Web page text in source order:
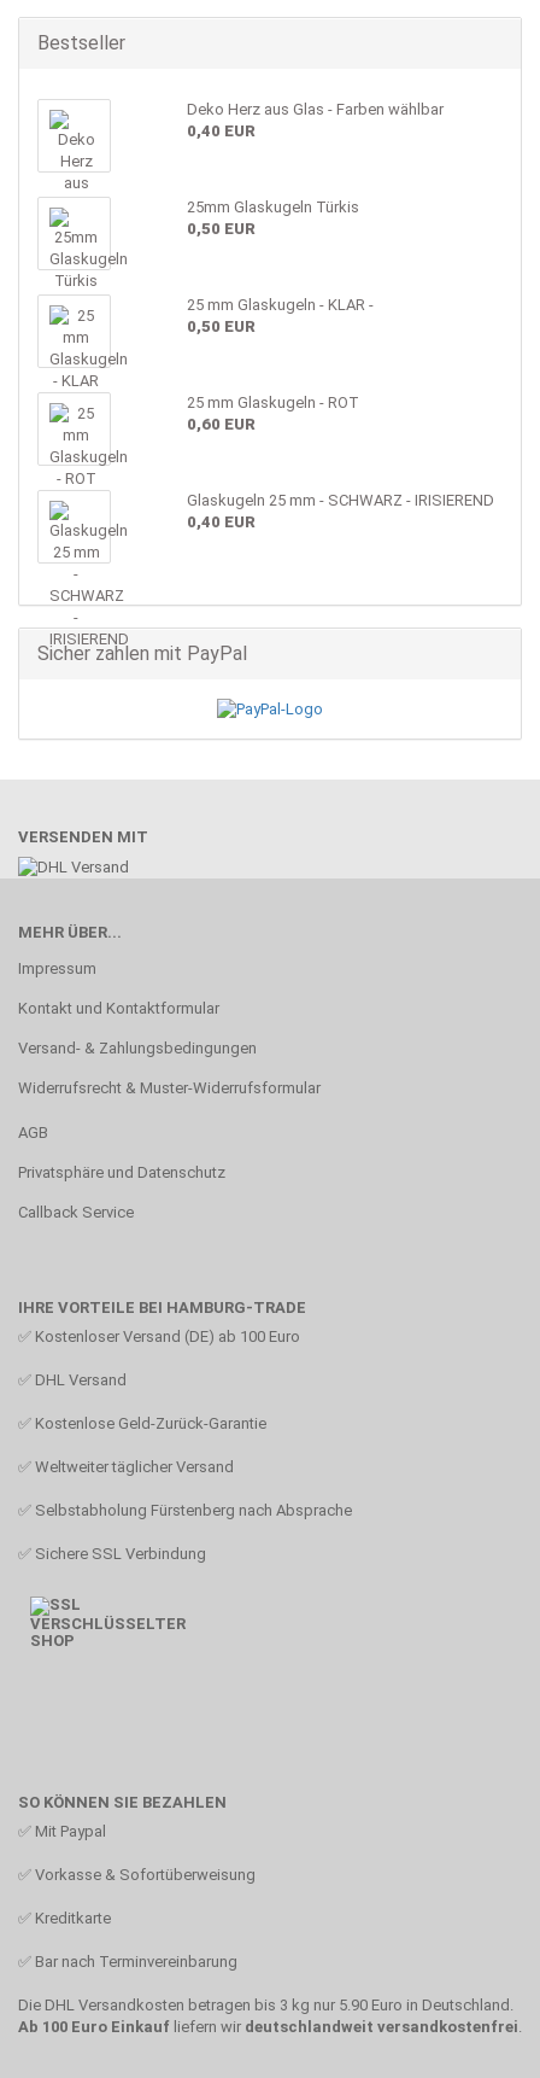
Bestseller
Deko Herz aus Glas - Farben wählbar
0,40 EUR
25mm Glaskugeln Türkis
0,50 EUR
25 mm Glaskugeln - KLAR -
0,50 EUR
25 mm Glaskugeln - ROT
0,60 EUR
Glaskugeln 25 mm - SCHWARZ - IRISIEREND
0,40 EUR
Sicher zahlen mit PayPal
VERSENDEN MIT
MEHR ÜBER...
Impressum
Kontakt und Kontaktformular
Versand- & Zahlungsbedingungen
Widerrufsrecht & Muster-Widerrufsformular
AGB
Privatsphäre und Datenschutz
Callback Service
IHRE VORTEILE BEI HAMBURG-TRADE
✅ Kostenloser Versand (DE) ab 100 Euro
✅ DHL Versand
✅ Kostenlose Geld-Zurück-Garantie
✅ Weltweiter täglicher Versand
✅ Selbstabholung Fürstenberg nach Absprache
✅ Sichere SSL Verbindung
SO KÖNNEN SIE BEZAHLEN
✅ Mit Paypal
✅ Vorkasse & Sofortüberweisung
✅ Kreditkarte
✅ Bar nach Terminvereinbarung
Die DHL Versandkosten betragen bis 3 kg nur 5.90 Euro in Deutschland.
Ab 100 Euro Einkauf liefern wir deutschlandweit versandkostenfrei